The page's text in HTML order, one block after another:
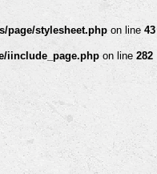
page/stylesheet.phpon line 43
iinclude_page.php on line 282